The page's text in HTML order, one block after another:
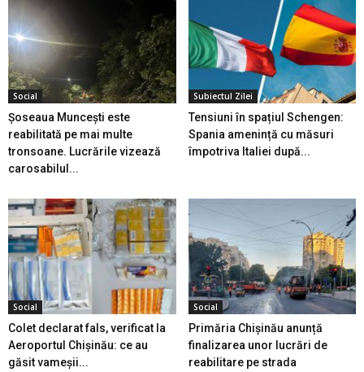
Social
Șoseaua Muncești este
reabilitată pe mai multe
tronsoane. Lucrările vizează
carosabilul...
Subiectul Zilei
Tensiuni în spațiul Schengen:
Spania amenință cu măsuri
împotriva Italiei după...
Social
Colet declarat fals, verificat la
Aeroportul Chișinău: ce au
găsit vameșii...
Social
Primăria Chișinău anunță
finalizarea unor lucrări de
reabilitare pe strada